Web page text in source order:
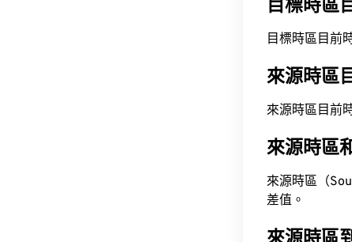
目標時區
目標時區目前
來源時區
來源時區目前
來源時區
來源時區（
差值。